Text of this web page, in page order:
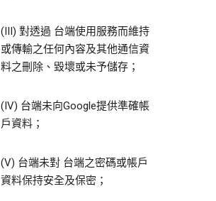
(III) 對透過 台端使用服務而維持
或傳輸之任何內容及其他通信資
料之刪除、毀壞或未予儲存；
(IV) 台端未向Google提供準確帳
戶資料；
(V) 台端未對 台端之密碼或帳戶
資料保持安全及保密；